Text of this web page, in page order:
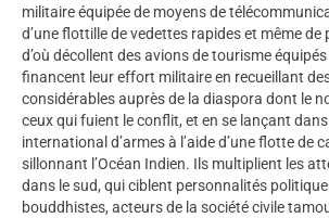
militaire équipée de moyens de
d’une flottille de vedettes rapides et même de
d’où décollent des avions de tourisme
financent leur effort militaire en recueillant
considérables auprès de la diaspora dont le
ceux qui fuient le conflit, et en se lançant
international d’armes à l’aide d’une flotte de
sillonnant l’Océan Indien. Ils multiplient les
dans le sud, qui ciblent personnalités
bouddhistes, acteurs de la société civile